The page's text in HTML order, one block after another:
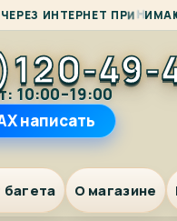
ЧЕРЕЗ ИНТЕРНЕТ ПРИНИМА
49-
10:00–19:00
написать
багета О магазине